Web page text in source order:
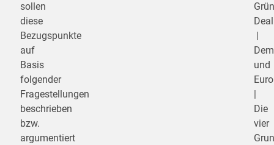
sollen
diese
Bezugspunkte
auf
Basis
folgender
Fragestellungen
beschrieben
bzw.
argumentiert
Deal
und
Die
vier